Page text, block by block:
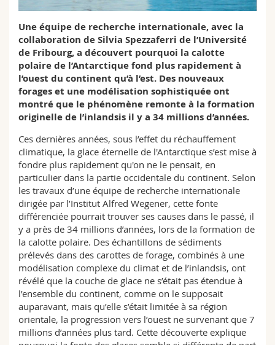
Sciences et médecine
Interfacultaire
Collaborateurs
Doctorants
Webmail
Programme des cours
MyUnifr
Une équipe de recherche internationale, avec la
collaboration de Silvia Spezzaferri de l’Université
de Fribourg, a découvert pourquoi la calotte
polaire de l’Antarctique fond plus rapidement à
l’ouest du continent qu’à l’est. Des nouveaux
forages et une modélisation sophistiquée ont
montré que le phénomène remonte à la formation
originelle de l’inlandsis il y a 34 millions d’années.
Ces dernières années, sous l’effet du réchauffement
climatique, la glace éternelle de l'Antarctique s’est mise à
fondre plus rapidement qu'on ne le pensait, en
particulier dans la partie occidentale du continent. Selon
les travaux d’une équipe de recherche internationale
dirigée par l’Institut Alfred Wegener, cette fonte
différenciée pourrait trouver ses causes dans le passé, il
y a près de 34 millions d’années, lors de la formation de
la calotte polaire. Des échantillons de sédiments
prélevés dans des carottes de forage, combinés à une
modélisation complexe du climat et de l’inlandsis, ont
révélé que la couche de glace ne s’était pas étendue à
l’ensemble du continent, comme on le supposait
auparavant, mais qu’elle s’était limitée à sa région
orientale, la progression vers l’ouest ne survenant que 7
millions d’années plus tard. Cette découverte explique